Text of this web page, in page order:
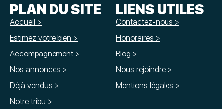
PLAN DU SITE
Accueil >
Estimez votre bien >
Accompagnement >
Nos annonces >
Déjà vendus >
Notre tribu >
LIENS UTILES
Contactez-nous >
Honoraires >
Blog >
Nous rejoindre >
Mentions légales >